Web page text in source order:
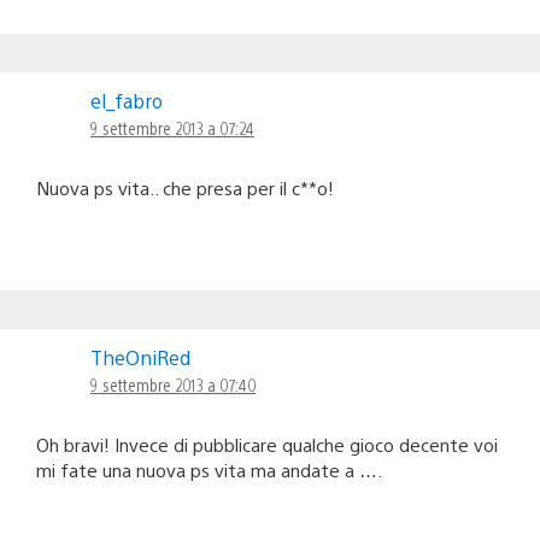
el_fabro
9 settembre 2013 a 07:24
Nuova ps vita.. che presa per il c**o!
TheOniRed
9 settembre 2013 a 07:40
Oh bravi! Invece di pubblicare qualche gioco decente voi
mi fate una nuova ps vita ma andate a ….